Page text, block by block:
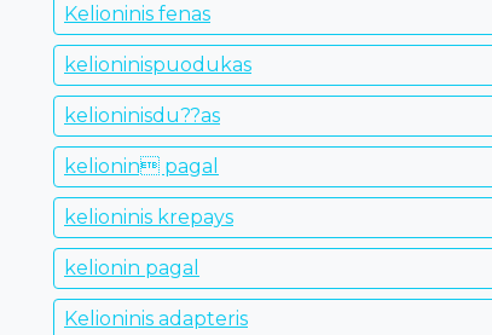
Kelioninis fenas
kelioninispuodukas
kelioninisdu??as
kelionin pagal
kelioninis krepays
kelionin pagal
Kelioninis adapteris